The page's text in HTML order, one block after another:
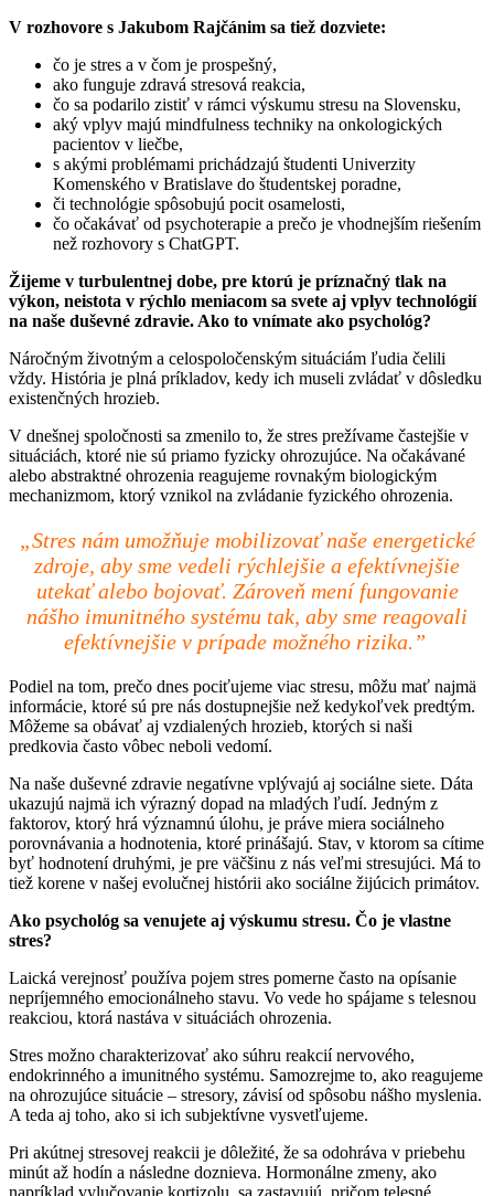
V rozhovore s Jakubom Rajčánim sa tiež dozviete:
čo je stres a v čom je prospešný,
ako funguje zdravá stresová reakcia,
čo sa podarilo zistiť v rámci výskumu stresu na Slovensku,
aký vplyv majú mindfulness techniky na onkologických
pacientov v liečbe,
s akými problémami prichádzajú študenti Univerzity
Komenského v Bratislave do študentskej poradne,
či technológie spôsobujú pocit osamelosti,
čo očakávať od psychoterapie a prečo je vhodnejším riešením
než rozhovory s ChatGPT.
Žijeme v turbulentnej dobe, pre ktorú je príznačný tlak na
výkon, neistota v rýchlo meniacom sa svete aj vplyv technológií
na naše duševné zdravie. Ako to vnímate ako psychológ?
Náročným životným a celospoločenským situáciám ľudia čelili
vždy. História je plná príkladov, kedy ich museli zvládať v dôsledku
existenčných hrozieb.
V dnešnej spoločnosti sa zmenilo to, že stres prežívame častejšie v
situáciách, ktoré nie sú priamo fyzicky ohrozujúce. Na očakávané
alebo abstraktné ohrozenia reagujeme rovnakým biologickým
mechanizmom, ktorý vznikol na zvládanie fyzického ohrozenia.
„Stres nám umožňuje mobilizovať naše energetické
zdroje, aby sme vedeli rýchlejšie a efektívnejšie
utekať alebo bojovať. Zároveň mení fungovanie
nášho imunitného systému tak, aby sme reagovali
efektívnejšie v prípade možného rizika.”
Podiel na tom, prečo dnes pociťujeme viac stresu, môžu mať najmä
informácie, ktoré sú pre nás dostupnejšie než kedykoľvek predtým.
Môžeme sa obávať aj vzdialených hrozieb, ktorých si naši
predkovia často vôbec neboli vedomí.
Na naše duševné zdravie negatívne vplývajú aj sociálne siete. Dáta
ukazujú najmä ich výrazný dopad na mladých ľudí. Jedným z
faktorov, ktorý hrá významnú úlohu, je práve miera sociálneho
porovnávania a hodnotenia, ktoré prinášajú. Stav, v ktorom sa cítime
byť hodnotení druhými, je pre väčšinu z nás veľmi stresujúci. Má to
tiež korene v našej evolučnej histórii ako sociálne žijúcich primátov.
Ako psychológ sa venujete aj výskumu stresu. Čo je vlastne
stres?
Laická verejnosť používa pojem stres pomerne často na opísanie
nepríjemného emocionálneho stavu. Vo vede ho spájame s telesnou
reakciou, ktorá nastáva v situáciách ohrozenia.
Stres možno charakterizovať ako súhru reakcií nervového,
endokrinného a imunitného systému. Samozrejme to, ako reagujeme
na ohrozujúce situácie – stresory, závisí od spôsobu nášho myslenia.
A teda aj toho, ako si ich subjektívne vysvetľujeme.
Pri akútnej stresovej reakcii je dôležité, že sa odohráva v priebehu
minút až hodín a následne doznieva. Hormonálne zmeny, ako
napríklad vylučovanie kortizolu, sa zastavujú, pričom telesné